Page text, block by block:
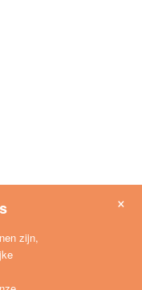
×
zijn,